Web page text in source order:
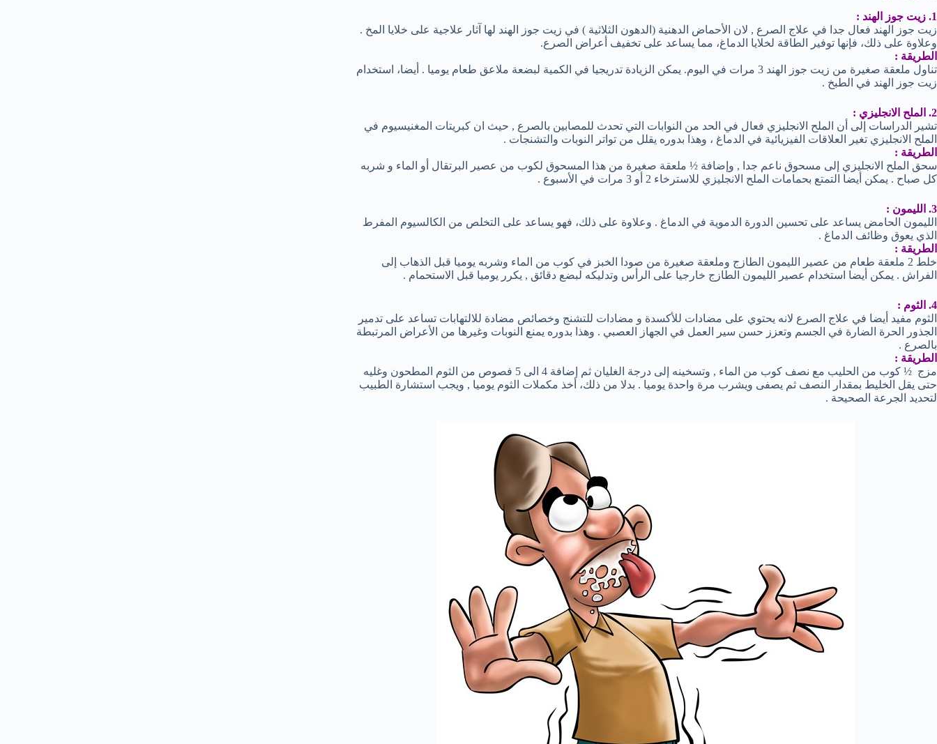
1. زيت جوز الهند :
زيت جوز الهند فعال جدا في علاج الصرع , لان الأحماض الدهنية (الدهون الثلاثية ) في زيت جوز الهند لها آثار علاجية على خلايا المخ .
وعلاوة على ذلك، فإنها توفير الطاقة لخلايا الدماغ، مما يساعد على تخفيف أعراض الصرع.
الطريقة :
تناول ملعقة صغيرة من زيت جوز الهند 3 مرات في اليوم. يمكن الزيادة تدريجيا في الكمية لبضعة ملاعق طعام يوميا . أيضا، استخدام
زيت جوز الهند في الطبخ .
2. الملح الانجليزي :
تشير الدراسات إلى أن الملح الانجليزي فعال في الحد من النوابات التي تحدث للمصابين بالصرع , حيث ان كبريتات المغنيسيوم في
الملح الانجليزي تغير العلاقات الفيزيائية في الدماغ ، وهذا بدوره يقلل من تواتر النوبات والتشنجات .
الطريقة :
سحق الملح الانجليزي إلى مسحوق ناعم جدا , وإضافة ½ ملعقة صغيرة من هذا المسحوق لكوب من عصير البرتقال أو الماء و شربه
كل صباح . يمكن أيضا التمتع بحمامات الملح الانجليزي للاسترخاء 2 أو 3 مرات في الأسبوع .
3. الليمون :
الليمون الحامض يساعد على تحسين الدورة الدموية في الدماغ . وعلاوة على ذلك، فهو يساعد على التخلص من الكالسيوم المفرط
الذي يعوق وظائف الدماغ .
الطريقة :
خلط 2 ملعقة طعام من عصير الليمون الطازج وملعقة صغيرة من صودا الخبز في كوب من الماء وشربه يوميا قبل الذهاب إلى
الفراش . يمكن أيضا استخدام عصير الليمون الطازج خارجيا على الرأس وتدليكه لبضع دقائق , يكرر يوميا قبل الاستحمام .
4. الثوم :
الثوم مفيد أيضا في علاج الصرع لانه يحتوي على مضادات للأكسدة و مضادات للتشنج وخصائص مضادة للالتهابات تساعد على تدمير
الجذور الحرة الضارة في الجسم وتعزز حسن سير العمل في الجهاز العصبي . وهذا بدوره يمنع النوبات وغيرها من الأعراض المرتبطة
بالصرع .
الطريقة :
مزج ½ كوب من الحليب مع نصف كوب من الماء , وتسخينه إلى درجة الغليان ثم إضافة 4 الى 5 فصوص من الثوم المطحون وغليه
حتى يقل الخليط بمقدار النصف ثم يصفى ويشرب مرة واحدة يوميا . بدلا من ذلك، أخذ مكملات الثوم يوميا , ويجب استشارة الطبيب
لتحديد الجرعة الصحيحة .